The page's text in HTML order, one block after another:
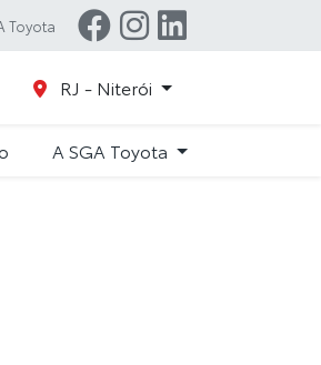
Toyota
RJ - Niterói
A SGA Toyota